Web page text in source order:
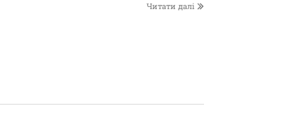
Читати далі